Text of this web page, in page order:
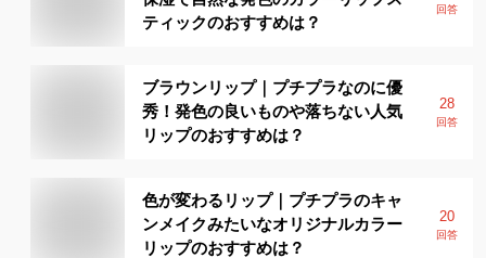
ティックのおすすめは？
回答
ブラウンリップ｜プチプラなのに優
秀！発色の良いものや落ちない人気
リップのおすすめは？
28
回答
色が変わるリップ｜プチプラのキャ
ンメイクみたいなオリジナルカラー
リップのおすすめは？
20
回答